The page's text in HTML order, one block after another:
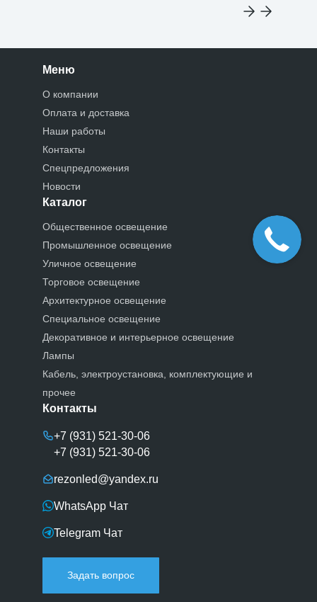
Меню
О компании
Оплата и доставка
Наши работы
Контакты
Спецпредложения
Новости
Каталог
Общественное освещение
Промышленное освещение
Уличное освещение
Торговое освещение
Архитектурное освещение
Специальное освещение
Декоративное и интерьерное освещение
Лампы
Кабель, электроустановка, комплектующие и
прочее
Контакты
+7 (931) 521-30-06
+7 (931) 521-30-06
rezonled@yandex.ru
WhatsApp Чат
Telegram Чат
Задать вопрос